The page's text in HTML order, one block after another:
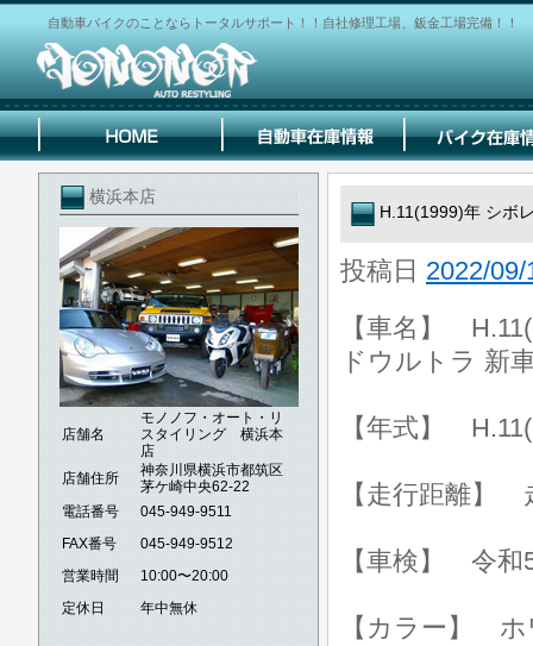
自動車バイクのことならトータルサポート！！自社修理工場、鈑金工場完備！！
横浜本店
店舗名
モノノフ・オート・リ
スタイリング 横浜本
店
店舗住所
神奈川県横浜市都筑区
茅ケ崎中央62-22
電話番号
045-949-9511
FAX番号
045-949-9512
営業時間
10:00〜20:00
定休日
年中無休
H.11(1999)年 シボ
投稿日 2022/09/
【車名】
ドウルトラ 新
【年式】
【走行距離】
【車検】 令和
【カラー】